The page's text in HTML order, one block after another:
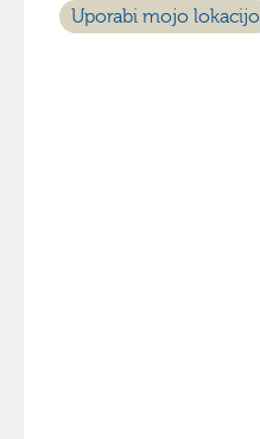
Uporabi mojo lokacijo